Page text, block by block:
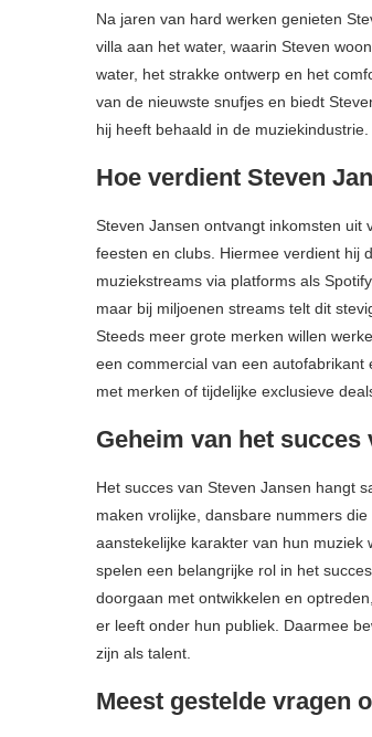
Na jaren van hard werken genieten
villa aan het water, waarin Steven
water, het strakke ontwerp en het
van de nieuwste snufjes en biedt
hij heeft behaald in de
Hoe verdient Steven
Steven Jansen ontvangt inkomsten uit
feesten en clubs. Hiermee verdient hij
muziekstreams via platforms als
maar bij miljoenen streams telt dit
Steeds meer grote merken willen
een commercial van een autofabrikant
met merken of tijdelijke exclusieve
Geheim van het succes
Het succes van Steven Jansen hangt
maken vrolijke, dansbare nummers
aanstekelijke karakter van hun muziek
spelen een belangrijke rol in het
doorgaan met ontwikkelen en
er leeft onder hun publiek. Daarmee
zijn als talent.
Meest gestelde vragen